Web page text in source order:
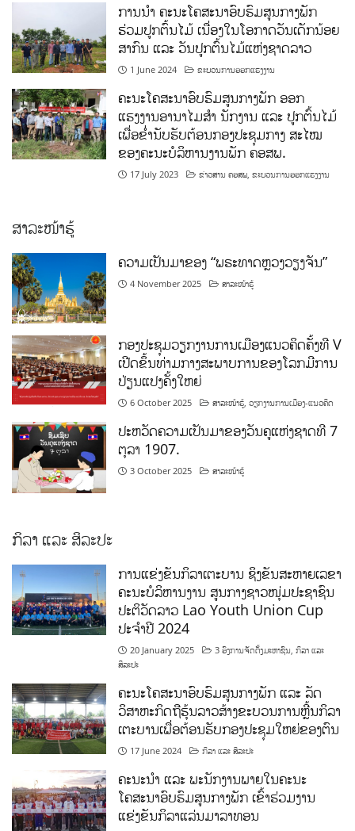
ການນໍາ ຄະນະໂຄສະນາອົບຮົມສູນກາງພັກ
ຮ່ວມປູກຕົ້ນໄມ້ ເນື່ອງໃນໂອກາດວັນເດັກນ້ອຍ
ສາກົນ ແລະ ວັນປູກຕົ້ນໄມ້ແຫ່ງຊາດລາວ
1 June 2024 ຂະບວນການອອກແຮງງານ
ຄະນະໂຄສະນາອົບຮົມສູນກາງພັກ ອອກ
ແຮງງານອານາໄມສໍາ ນັກງານ ແລະ ປູກຕົ້ນໄມ້
ເພື່ອຂໍ່ານັບຮັບຕ້ອນກອງປະຊຸມກາງ ສະໄໝ
ຂອງຄະນະບໍລິຫານງານພັກ ຄອສພ.
17 July 2023 ຂ່າວສານ ຄອສພ ,ຂະບວນການອອກແຮງງານ
ສາລະໜ້າຮູ້
ຄວາມເປັນມາຂອງ “ພຣະທາດຫຼວງວຽງຈັນ”
4 November 2025 ສາລະໜ້າຮູ້
ກອງປະຊຸມວຽກງານການເມືອງແນວຄິດຄັ້ງທີ V
ເປີດຂຶ້ນທ່າມກາງສະພາບການຂອງໂລກມີການ
ປ່ຽນແປງຄັ້ງໃຫຍ່
6 October 2025 ສາລະໜ້າຮູ້,ວຽກງານການເມືອງ-ແນວຄິດ
ປະຫວັດຄວາມເປັນມາຂອງວັນຄູແຫ່ງຊາດທີ 7
ຕຸລາ 1907.
3 October 2025 ສາລະໜ້າຮູ້
ກິລາ ແລະ ສິລະປະ
ການແຂ່ງຂັນກິລາເຕະບານ ຊິງຂັນສະຫາຍເລຂາ
ຄະນະບໍລິຫານງານ ສູນກາງຊາວໜຸ່ມປະຊາຊົນ
ປະຕິວັດລາວ Lao Youth Union Cup
ປະຈຳປີ 2024
20 January 2025 3 ອົງການຈັດຕັ້ງມະຫາຊົນ ,ກິລາ ແລະ
ສິລະປະ
ຄະນະໂຄສະນາອົບຮົມສູນກາງພັກ ແລະ ລັດ
ວິສາຫະກິດຖືຮຸ້ນລາວສ້າງຂະບວນການຫຼີ້ນກິລາ
ເຕະບານເພື່ອຕ້ອນຮັບກອງປະຊຸມໃຫຍ່ຂອງຕົນ
17 June 2024 ກິລາ ແລະ ສິລະປະ
ຄະນະນຳ ແລະ ພະນັກງານພາຍໃນຄະນະ
ໂຄສະນາອົບຮົມສູນກາງພັກ ເຂົ້າຮ່ວມງານ
ແຂ່ງຂັນກິລາແລ່ນມາລາທອນ